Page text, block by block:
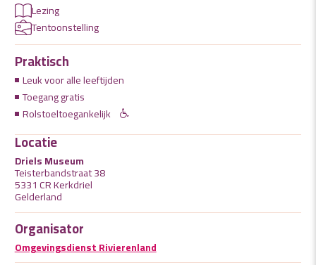
Lezing
Tentoonstelling
Praktisch
Leuk voor alle leeftijden
Toegang gratis
Rolstoeltoegankelijk
Locatie
Driels Museum
Teisterbandstraat 38
5331 CR Kerkdriel
Gelderland
Organisator
Omgevingsdienst Rivierenland